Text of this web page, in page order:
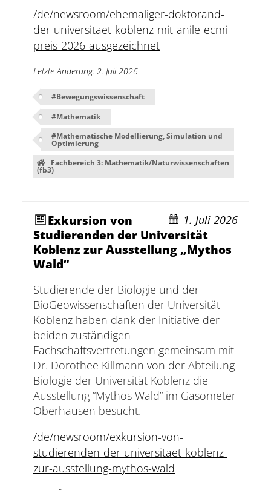
/de/newsroom/ehemaliger-doktorand-
der-universitaet-koblenz-mit-anile-ecmi-
preis-2026-ausgezeichnet
Letzte Änderung: 2. Juli 2026
#Bewegungswissenschaft
#Mathematik
#Mathematische Modellierung, Simulation und
Optimierung
Fachbereich 3: Mathematik/Naturwissenschaften
(fb3)
1. Juli 2026
Exkursion von
Studierenden der Universität
Koblenz zur Ausstellung „Mythos
Wald“
Studierende der Biologie und der
BioGeowissenschaften der Universität
Koblenz haben dank der Initiative der
beiden zuständigen
Fachschaftsvertretungen gemeinsam mit
Dr. Dorothee Killmann von der Abteilung
Biologie der Universität Koblenz die
Ausstellung “Mythos Wald” im Gasometer
Oberhausen besucht.
/de/newsroom/exkursion-von-
studierenden-der-universitaet-koblenz-
zur-ausstellung-mythos-wald